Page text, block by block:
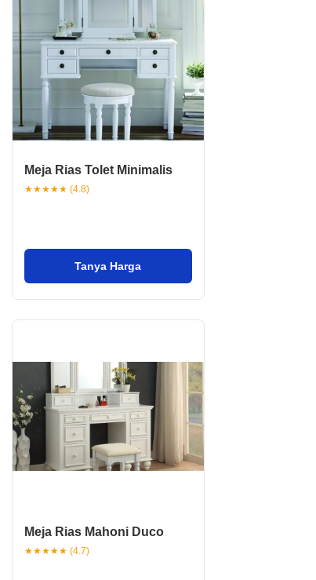
Meja Rias Tolet Minimalis
★★★★★ (4.8)
Tanya Harga
Meja Rias Mahoni Duco
★★★★★ (4.7)